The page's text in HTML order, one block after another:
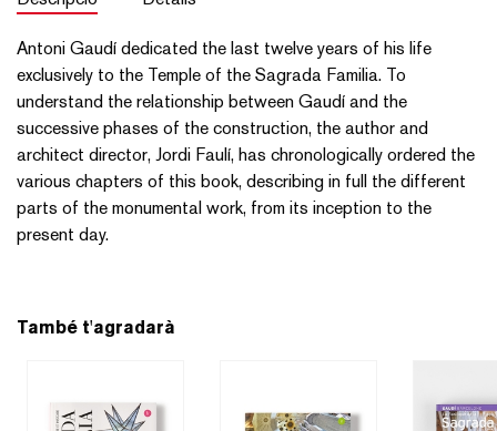
Antoni Gaudí dedicated the last twelve years of his life
exclusively to the Temple of the Sagrada Familia. To
understand the relationship between Gaudí and the
successive phases of the construction, the author and
architect director, Jordi Faulí, has chronologically ordered the
various chapters of this book, describing in full the different
parts of the monumental work, from its inception to the
present day.
També t'agradarà